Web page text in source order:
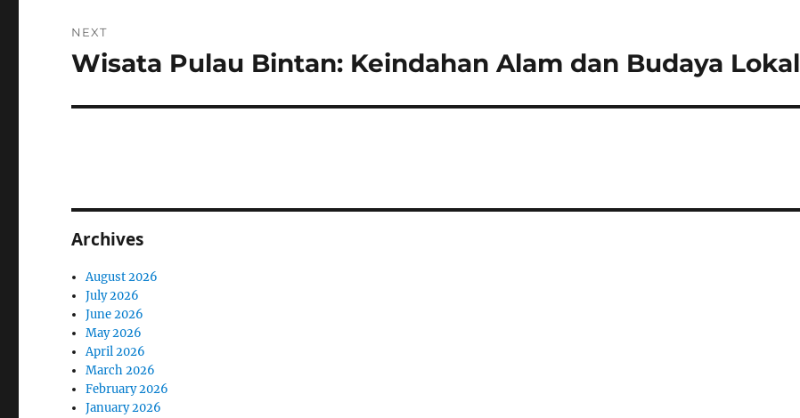
NEXT
Next
Wisata Pulau Bintan: Keindahan Alam dan Budaya Lokal
Archives
August 2026
July 2026
June 2026
May 2026
April 2026
March 2026
February 2026
January 2026